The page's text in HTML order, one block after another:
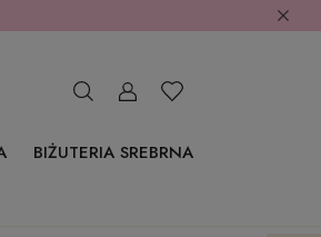
BIŻUTERIA SREBRNA